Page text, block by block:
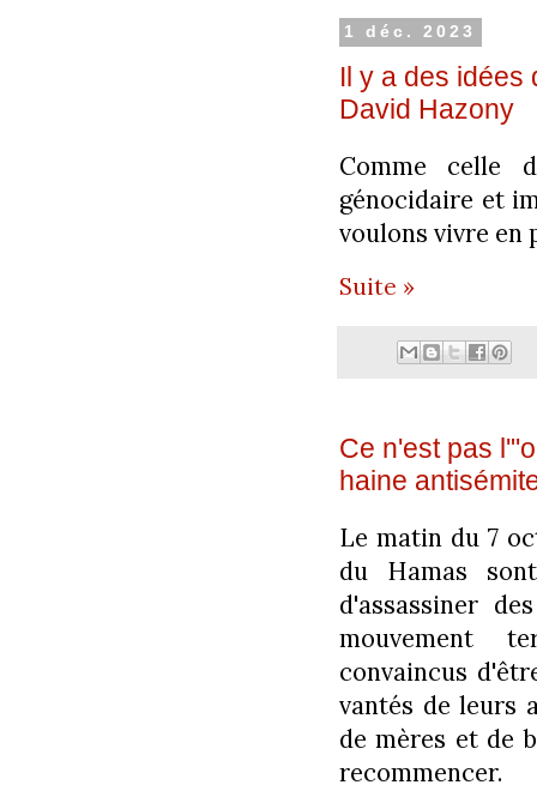
1 déc. 2023
Il y a des idées
David Hazony
Comme celle
génocidaire et
voulons vivre en
Suite »
Ce n'est pas
haine
Le matin du 7
du Hamas
d'assassiner
mouvement
convaincus
vantés de leurs
de mères et de
recommencer.